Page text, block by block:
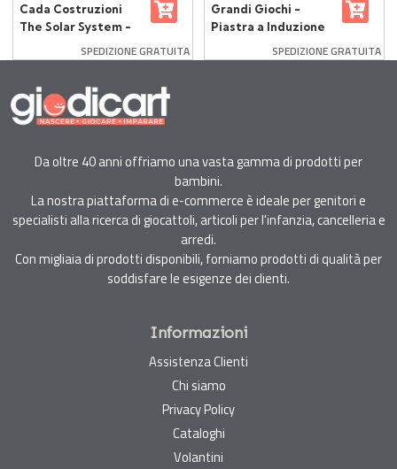
Cada Costruzioni
The Solar System -
SPEDIZIONE GRATUITA
Grandi Giochi -
Piastra a Induzione
Bambini
SPEDIZIONE GRATUITA
Da oltre 40 anni offriamo una vasta gamma di prodotti per
bambini.
La nostra piattaforma di e-commerce è ideale per genitori e
specialisti alla ricerca di giocattoli, articoli per l'infanzia, cancelleria e
arredi.
Con migliaia di prodotti disponibili, forniamo prodotti di qualità per
soddisfare le esigenze dei clienti.
Informazioni
Assistenza Clienti
Chi siamo
Privacy Policy
Cataloghi
Volantini